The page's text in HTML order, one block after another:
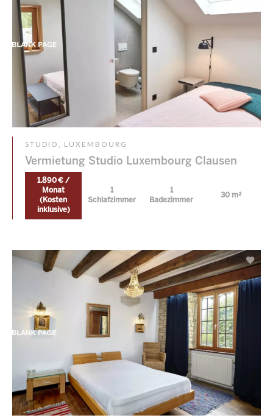
STUDIO, LUXEMBOURG
Vermietung Studio Luxembourg Clausen
1.890 € /
Monat
(Kosten
inklusive)
1
Schlafzimmer
1
Badezimmer
30 m²